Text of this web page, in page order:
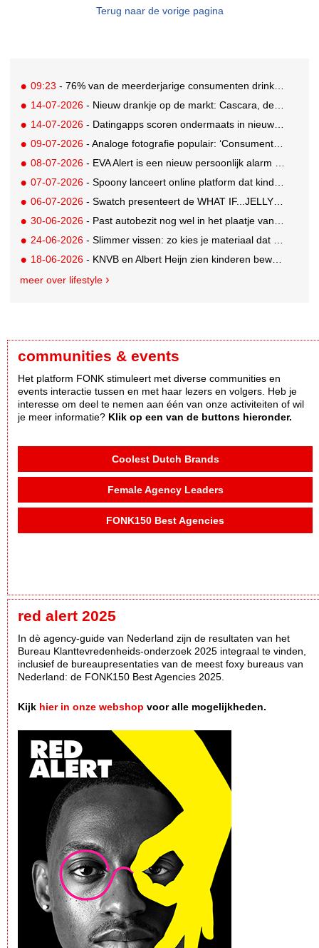
Terug naar de vorige pagina
09:23 - 76% van de meerderjarige consumenten drinkt alcohol, aandeel Gen Z neemt toe
14-07-2026 - Nieuw drankje op de markt: Cascara, de zelfbenoemde gezonde vervanging voor derde kop koffie
14-07-2026 - Datingapps scoren ondermaats in nieuw app-onderzoek, toch blijft gebruik groeien
09-07-2026 - Analoge fotografie populair: ‘Consumenten zoeken beleving, niet alleen perfectie’
08-07-2026 - EVA Alert is een nieuw persoonlijk alarm dat je aan je tas hangt
07-07-2026 - Spoony lanceert online platform dat kinderen tot 12 jaar helpt gezonde eetgewoonten te ontwikkelen
06-07-2026 - Swatch presenteert de WHAT IF...JELLY? collectie
30-06-2026 - Past autobezit nog wel in het plaatje van vandaag?
24-06-2026 - Slimmer vissen: zo kies je materiaal dat bij je water en techniek past
18-06-2026 - KNVB en Albert Heijn zien kinderen bewuster eten en meer bewegen
meer over lifestyle
communities & events
Het platform FONK stimuleert met diverse communities en
events interactie tussen en met haar lezers en volgers. Heb je
interesse om deel te nemen aan één van onze activiteiten of wil
je meer informatie? Klik op een van de buttons hieronder.
Coolest Dutch Brands
Female Agency Leaders
FONK150 Best Agencies
red alert 2025
In dè agency-guide van Nederland zijn de resultaten van het
Bureau Klanttevredenheids-onderzoek 2025 integraal te vinden,
inclusief de bureaupresentaties van de meest foxy bureaus van
Nederland: de FONK150 Best Agencies 2025.
Kijk hier in onze webshop voor alle mogelijkheden.